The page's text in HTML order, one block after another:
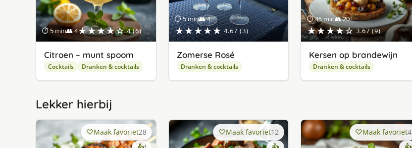
⏱ 5 min👥 4★★★★☆ 4 (6)
Citroen – munt spoom
Cocktails Dranken & cocktails
⏱ 5 min👥 4
★★★★★ 4.67 (3)
Zomerse Rosé
Dranken & cocktails
⏱ 45 min👥 20
★★★★☆ 3.67 (9)
Kersen op brandewijn
Dranken & cocktails
Lekker hierbij
Maak favoriet28 Maak favoriet12 Maak favoriet4